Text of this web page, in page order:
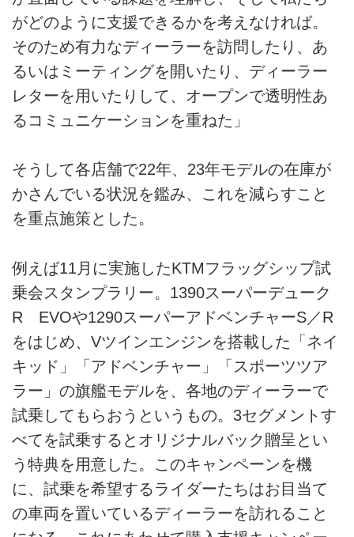
がどのように支援できるかを考えなければ。
そのため有力なディーラーを訪問したり、あ
るいはミーティングを開いたり、ディーラー
レターを用いたりして、オープンで透明性あ
るコミュニケーションを重ねた」
そうして各店舗で22年、23年モデルの在庫が
かさんでいる状況を鑑み、これを減らすこと
を重点施策とした。
例えば11月に実施したKTMフラッグシップ試
乗会スタンプラリー。1390スーパーデューク
R EVOや1290スーパーアドベンチャーS／R
をはじめ、Vツインエンジンを搭載した「ネイ
キッド」「アドベンチャー」「スポーツツア
ラー」の旗艦モデルを、各地のディーラーで
試乗してもらおうというもの。3セグメントす
べてを試乗するとオリジナルバック贈呈とい
う特典を用意した。このキャンペーンを機
に、試乗を希望するライダーたちはお目当て
の車両を置いているディーラーを訪れること